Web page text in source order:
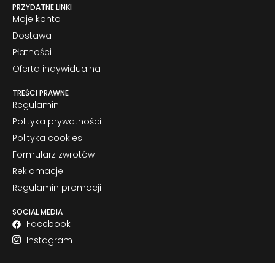
PRZYDATNE LINKI
Moje konto
Dostawa
Płatności
Oferta indywidualna
TREŚCI PRAWNE
Regulamin
Polityka prywatności
Polityka cookies
Formularz zwrotów
Reklamacje
Regulamin promocji
SOCIAL MEDIA
Facebook
Instagram